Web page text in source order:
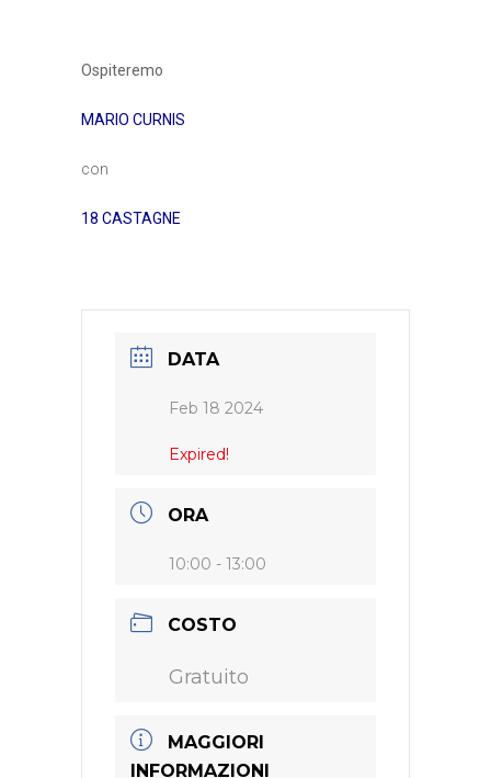
Ospiteremo
MARIO CURNIS
con
18 CASTAGNE
DATA
Feb 18 2024
Expired!
ORA
10:00 - 13:00
COSTO
Gratuito
MAGGIORI
INFORMAZIONI